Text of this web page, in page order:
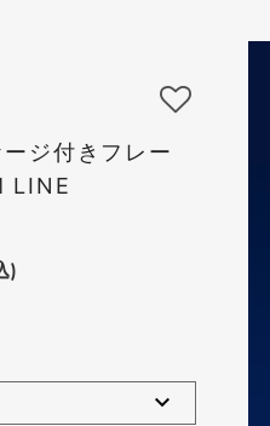
ジ付きフレー
LINE
)